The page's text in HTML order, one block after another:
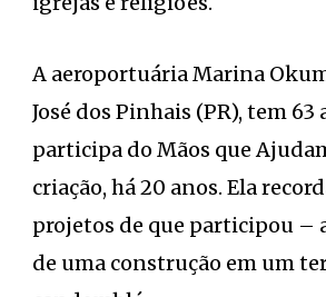
A aeroportuária Marina
José dos Pinhais (PR), tem 63
participa do Mãos que
criação, há 20 anos. Ela
projetos de que participou –
de uma construção em um